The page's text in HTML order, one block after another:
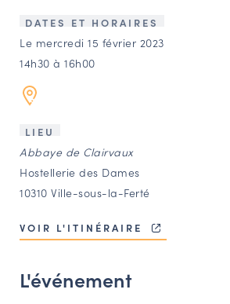
CONTACT
Agenda
Annuaire
Ressources
BOURSE D’ÉCHANGE
CARTES DES NAUDIN
DATES ET HORAIRES
Le mercredi 15 février 2023
14h30 à 16h00
LIEU
Abbaye de Clairvaux
Hostellerie des Dames
10310 Ville-sous-la-Ferté
VOIR L'ITINÉRAIRE
L'événement